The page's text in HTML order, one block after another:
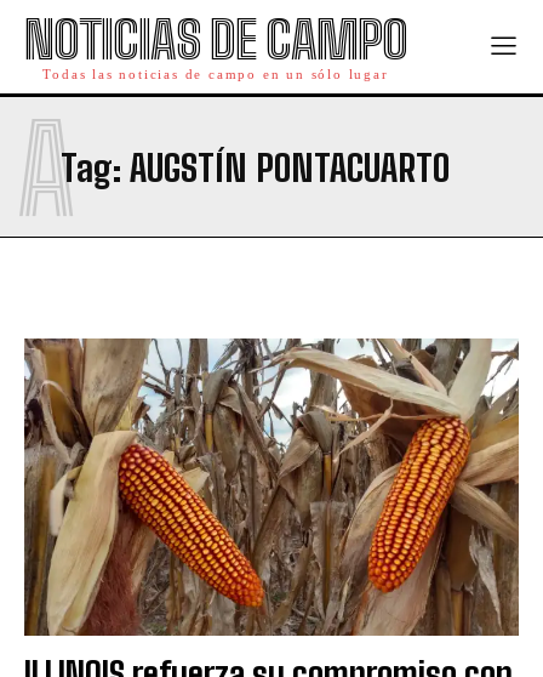
NOTICIAS DE CAMPO
Todas las noticias de campo en un sólo lugar
Tag: AUGSTÍN PONTACUARTO
A